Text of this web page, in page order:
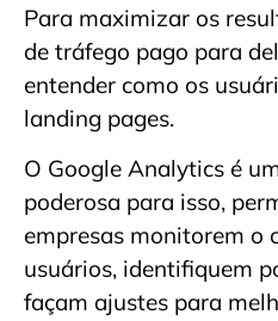
Para maximizar os
de tráfego pago para
entender como os
landing pages.
O Google Analytics é
poderosa para isso,
empresas monitorem o
usuários, identifiquem
façam ajustes para